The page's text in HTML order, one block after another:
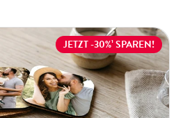
JETZT -30%¹ SPAREN!